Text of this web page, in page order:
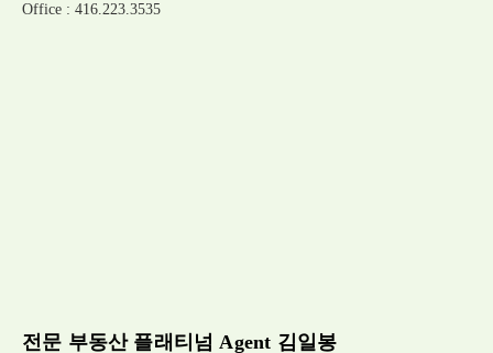
Office : 416.223.3535
전문 부동산 플래티넘 Agent 김일봉